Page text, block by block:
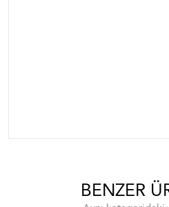
BENZER